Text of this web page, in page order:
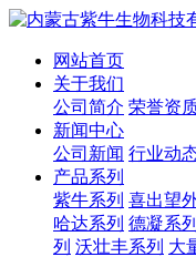
网站首页
关于我们
公司简介 荣誉资
新闻中心
公司新闻 行业动
产品系列
紫牛系列 喜出望
哈达系列 德凝系列
列 沃壮丰系列 大